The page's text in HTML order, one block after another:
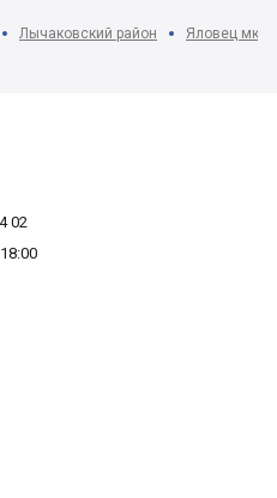
Лычаковский район Яловец мкр-н
02